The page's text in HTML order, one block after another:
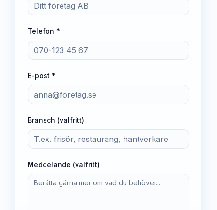
Telefon *
E-post *
Bransch (valfritt)
Meddelande (valfritt)